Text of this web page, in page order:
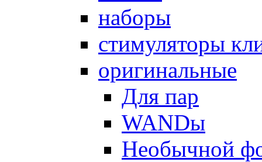
наборы
стимуляторы
оригинальные
Для пар
WANDы
Необычной